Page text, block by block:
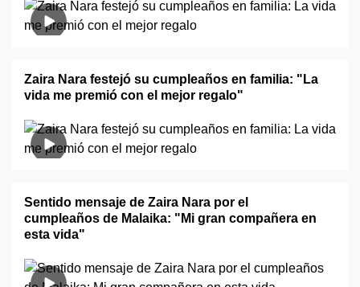
Zaira Nara festejó su cumpleaños en familia: "La
vida me premió con el mejor regalo"
Sentido mensaje de Zaira Nara por el
cumpleaños de Malaika: "Mi gran compañera en
esta vida"